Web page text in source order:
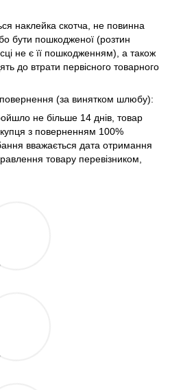
наклейка скотча, не повинна
бути пошкодженої (розтин
не є її пошкодженням), а також
до втрати первісного товарного
(за винятком шлюбу):
не більше 14 днів, товар
з поверненням 100%
вважається дата отримання
товару перевізником,